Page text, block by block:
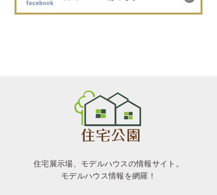
住宅展示場、モデルハウスの情報サイト。
モデルハウス情報を網羅！